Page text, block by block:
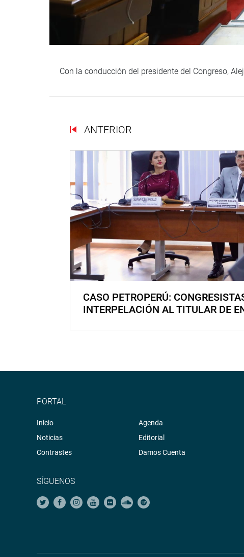
Con la conducción del presidente del Congreso,
ANTERIOR
CASO PETROPERÚ:
INTERPELACIÓN AL TITULAR DE
PORTAL
Inicio
Noticias
Contrastes
Agenda
Editorial
Damos Cuenta
SÍGUENOS